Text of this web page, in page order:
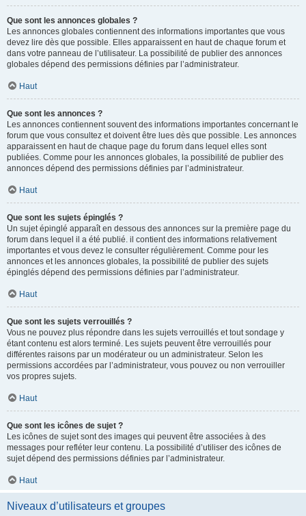
Que sont les annonces globales ?
Les annonces globales contiennent des informations importantes que vous
devez lire dès que possible. Elles apparaissent en haut de chaque forum et
dans votre panneau de l’utilisateur. La possibilité de publier des annonces
globales dépend des permissions définies par l’administrateur.
Haut
Que sont les annonces ?
Les annonces contiennent souvent des informations importantes concernant le
forum que vous consultez et doivent être lues dès que possible. Les annonces
apparaissent en haut de chaque page du forum dans lequel elles sont
publiées. Comme pour les annonces globales, la possibilité de publier des
annonces dépend des permissions définies par l’administrateur.
Haut
Que sont les sujets épinglés ?
Un sujet épinglé apparaît en dessous des annonces sur la première page du
forum dans lequel il a été publié. il contient des informations relativement
importantes et vous devez le consulter régulièrement. Comme pour les
annonces et les annonces globales, la possibilité de publier des sujets
épinglés dépend des permissions définies par l’administrateur.
Haut
Que sont les sujets verrouillés ?
Vous ne pouvez plus répondre dans les sujets verrouillés et tout sondage y
étant contenu est alors terminé. Les sujets peuvent être verrouillés pour
différentes raisons par un modérateur ou un administrateur. Selon les
permissions accordées par l’administrateur, vous pouvez ou non verrouiller
vos propres sujets.
Haut
Que sont les icônes de sujet ?
Les icônes de sujet sont des images qui peuvent être associées à des
messages pour refléter leur contenu. La possibilité d’utiliser des icônes de
sujet dépend des permissions définies par l’administrateur.
Haut
Niveaux d’utilisateurs et groupes